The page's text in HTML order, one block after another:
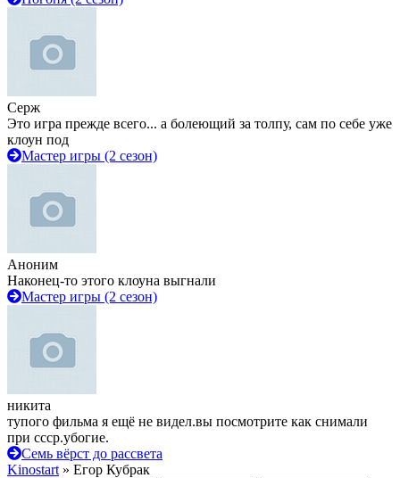
Серж
Это игра прежде всего... а болеющий за толпу, сам по себе уже
клоун под
Мастер игры (2 сезон)
Аноним
Наконец-то этого клоуна выгнали
Мастер игры (2 сезон)
никита
тупого фильма я ещё не видел.вы посмотрите как снимали
при ссср.убогие.
Семь вёрст до рассвета
Kinostart » Егор Кубрак